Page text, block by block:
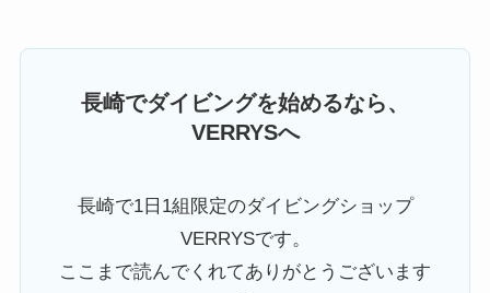
長崎でダイビングを始めるなら、
VERRYSへ
長崎で1日1組限定のダイビングショップ
VERRYSです。
ここまで読んでくれてありがとうございます